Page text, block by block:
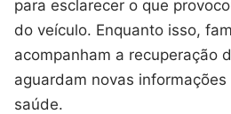
para esclarecer o que
do veículo. Enquanto isso,
acompanham a recuperação
aguardam novas
saúde.